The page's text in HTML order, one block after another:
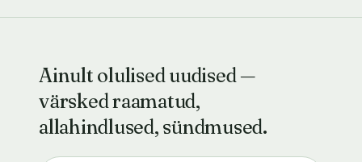
Ainult olulised uudised —
värsked raamatud,
allahindlused, sündmused.